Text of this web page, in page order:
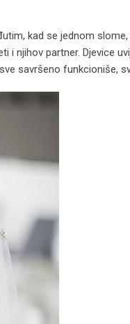
kad se jednom
i njihov partner. Djevice
savršeno funkcioniše,